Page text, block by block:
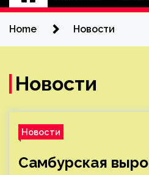
Home Новости
Новости
Новости
Самбурская